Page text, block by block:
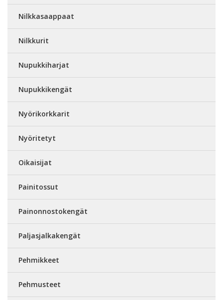
Nilkkasaappaat
Nilkkurit
Nupukkiharjat
Nupukkikengät
Nyörikorkkarit
Nyöritetyt
Oikaisijat
Painitossut
Painonnostokengät
Paljasjalkakengät
Pehmikkeet
Pehmusteet